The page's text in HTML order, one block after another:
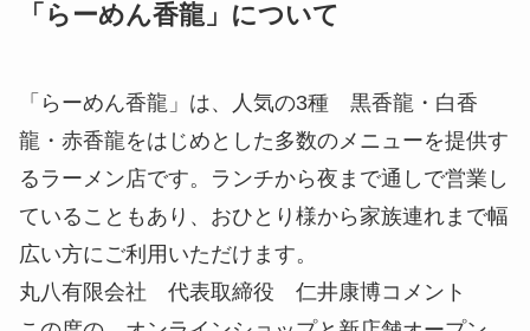
「らーめん香龍」について
「らーめん香龍」は、人気の3種 黒香龍・白香
龍・赤香龍をはじめとした多数のメニューを提供す
るラーメン店です。ランチから夜まで通しで営業し
ていることもあり、おひとり様から家族連れまで幅
広い方にご利用いただけます。
丸八有限会社 代表取締役 仁井康博コメント